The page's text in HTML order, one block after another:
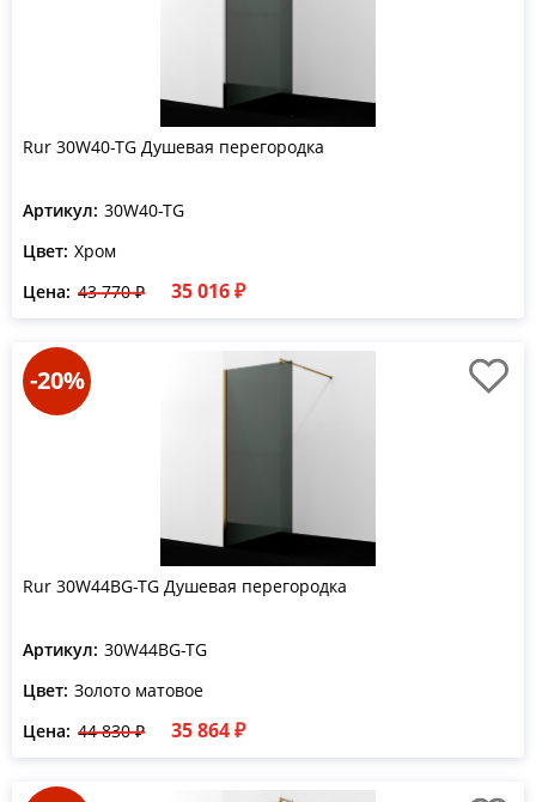
Rur 30W40-TG Душевая перегородка
Артикул: 30W40-TG
Цвет: Хром
Цена: 43 770 ₽ 35 016 ₽
-20%
Rur 30W44BG-TG Душевая перегородка
Артикул: 30W44BG-TG
Цвет: Золото матовое
Цена: 44 830 ₽ 35 864 ₽